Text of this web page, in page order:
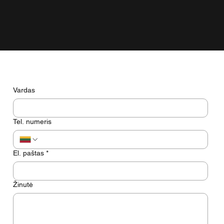
Vardas
Tel. numeris
El. paštas *
Žinutė